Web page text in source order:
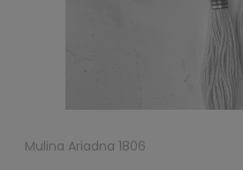
Mulina Ariadna 1806